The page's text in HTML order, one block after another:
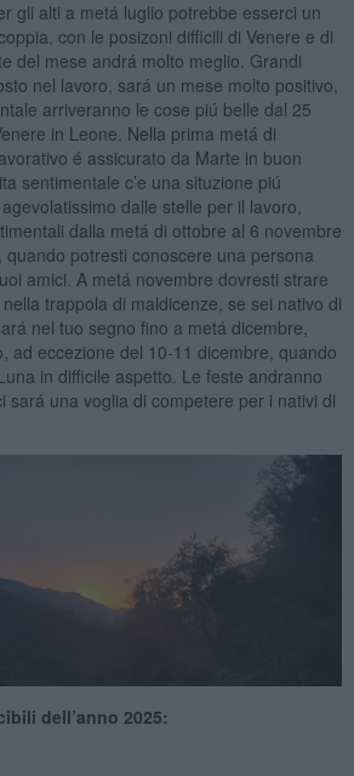
gli alti a metá luglio potrebbe esserci un
con le posizoni difficili di Venere e di
del mese andrá molto meglio. Grandi
nel lavoro, sará un mese molto positivo,
arriveranno le cose piú belle dal 25
in Leone. Nella prima metá di
é assicurato da Marte in buon
sentimentale c’e una situzione piú
dalle stelle per il lavoro,
dalla metá di ottobre al 6 novembre
potresti conoscere una persona
amici. A metá novembre dovresti strare
trappola di maldicenze, se sei nativo di
nel tuo segno fino a metá dicembre,
ad eccezione del 10-11 dicembre, quando
in difficile aspetto. Le feste andranno
sará una voglia di competere per i nativi di
dell’anno 2025: